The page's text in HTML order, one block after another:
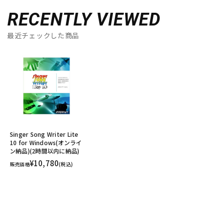
RECENTLY VIEWED
最近チェックした商品
Singer Song Writer Lite
10 for Windows(オンライ
ン納品)(2時間以内に納品)
販売価格¥10,780(税込)